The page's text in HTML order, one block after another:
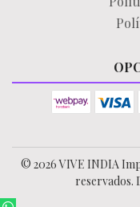
© 2026 VIVE INDIA
reservados.